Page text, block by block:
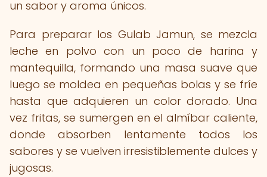
un sabor y aroma únicos.
Para preparar los Gulab Jamun, se mezcla
leche en polvo con un poco de harina y
mantequilla, formando una masa suave que
luego se moldea en pequeñas bolas y se fríe
hasta que adquieren un color dorado. Una
vez fritas, se sumergen en el almíbar caliente,
donde absorben lentamente todos los
sabores y se vuelven irresistiblemente dulces y
jugosas.